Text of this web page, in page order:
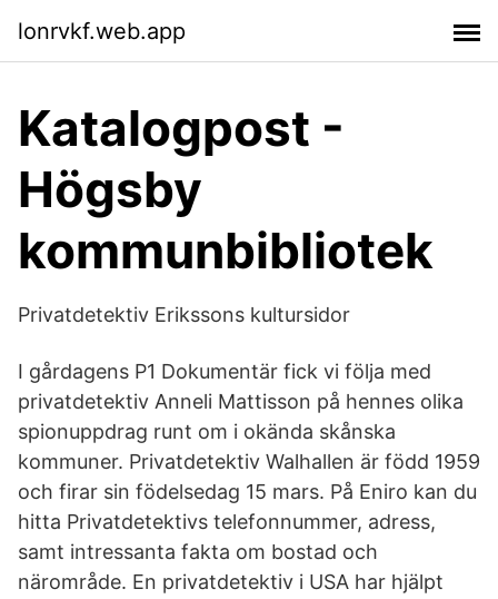
lonrvkf.web.app
Katalogpost -
Högsby
kommunbibliotek
Privatdetektiv Erikssons kultursidor
I gårdagens P1 Dokumentär fick vi följa med
privatdetektiv Anneli Mattisson på hennes olika
spionuppdrag runt om i okända skånska
kommuner. Privatdetektiv Walhallen är född 1959
och firar sin födelsedag 15 mars. På Eniro kan du
hitta Privatdetektivs telefonnummer, adress,
samt intressanta fakta om bostad och
närområde. En privatdetektiv i USA har hjälpt